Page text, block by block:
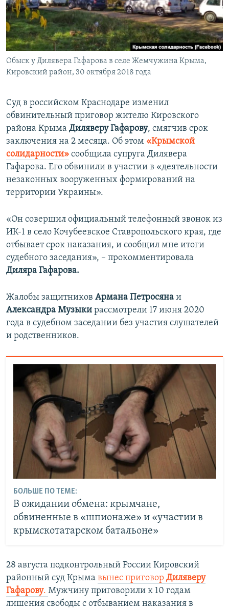
ПОБЕДИТЕЛЕЙ НЕ СУДЯТ?
КРЫМ.НЕПОКОРЕННЫЙ
ELIFBE
УКРАИНСКАЯ ПРОБЛЕМА КРЫМА
ПРИСОЕДИНЯЙТЕСЬ!
Все сайты RFE/RL
Обыск у Дилявера Гафарова в селе Жемчужина Крыма,
Кировский район, 30 октября 2018 года
Суд в российском Краснодаре изменил
обвинительный приговор жителю Кировского
района Крыма Диляверу Гафарову, смягчив срок
заключения на 2 месяца. Об этом «Крымской
солидарности» сообщила супруга Дилявера
Гафарова. Его обвинили в участии в «деятельности
незаконных вооруженных формирований на
территории Украины».
«Он совершил официальный телефонный звонок из
ИК-1 в село Кочубеевское Ставропольского края, где
отбывает срок наказания, и сообщил мне итоги
судебного заседания», – прокомментировала
Диляра Гафарова.
Жалобы защитников Армана Петросяна и
Александра Музыки рассмотрели 17 июня 2020
года в судебном заседании без участия слушателей
и родственников.
БОЛЬШЕ ПО ТЕМЕ:
В ожидании обмена: крымчане,
обвиненные в «шпионаже» и «участии в
крымскотатарском батальоне»
28 августа подконтрольный России Кировский
районный суд Крыма вынес приговор Диляверу
Гафарову. Мужчину приговорили к 10 годам
лишения свободы с отбыванием наказания в